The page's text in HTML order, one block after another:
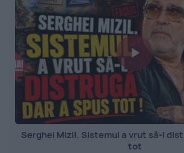
Serghei Mizil. Sistemul a vrut să-l
tot